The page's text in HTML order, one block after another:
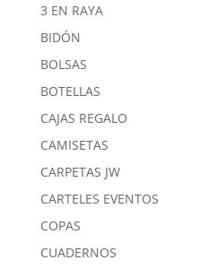
3 EN RAYA
BIDÓN
BOLSAS
BOTELLAS
CAJAS REGALO
CAMISETAS
CARPETAS JW
CARTELES EVENTOS
COPAS
CUADERNOS